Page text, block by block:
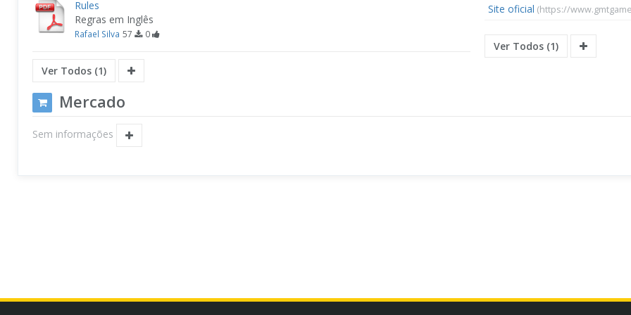
Rules
Regras em Inglês
Rafael Silva 57 0
Ver Todos (1)
Site oficial (https://
Ver Todos (1)
Mercado
Sem informações